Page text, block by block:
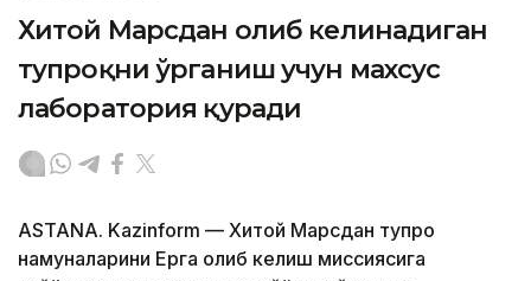
Хитой Марсдан олиб келинадиган
тупроқни ўрганиш учун махсус
лаборатория қуради
ASTANA. Kazinform — Хитой Марсдан тупроқ
намуналарини Ерга олиб келиш миссиясига